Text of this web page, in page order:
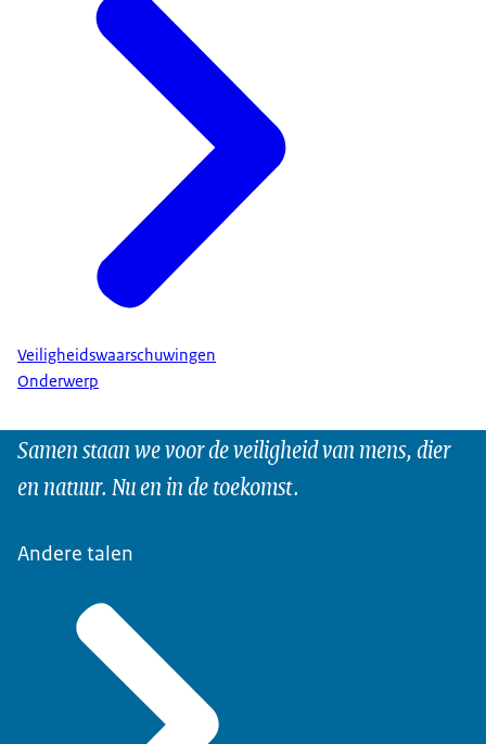
Veiligheidswaarschuwingen
Onderwerp
Samen staan we voor de veiligheid van mens, dier
en natuur. Nu en in de toekomst.
Andere talen